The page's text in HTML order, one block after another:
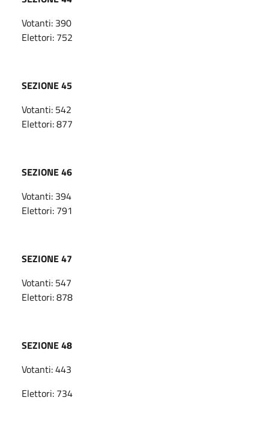
Votanti: 390
Elettori: 752
SEZIONE 45
Votanti: 542
Elettori: 877
SEZIONE 46
Votanti: 394
Elettori: 791
SEZIONE 47
Votanti: 547
Elettori: 878
SEZIONE 48
Votanti: 443
Elettori: 734